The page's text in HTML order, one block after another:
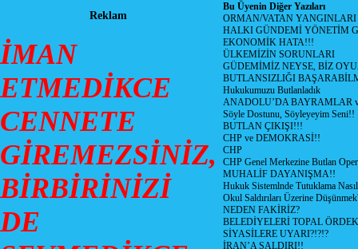
Reklam
İMAN
ETMEDİKCE
CENNETE
GİREMEZSİNİZ,
BİRBİRİNİZİ
DE
Bu Üyenin Diğer Yazıları
ORMAN/VATAN
HALKI GÜNDEMİ YÖNETİM
EKONOMİK HATA!!!
ÜLKEMİZİN SORUNLARI
GÜDEMİMİZ NEYSE, BİZ
BUTLANSIZLIĞI
Hukukumuzu Butlanladık
ANADOLU’DA BAYRAMLAR
Söyle Dostunu, Söyleyeyim Seni!!
BUTLAN ÇIKIŞI!!!
CHP ve DEMOKRASİ!!
CHP
CHP Genel Merkezine Butlan
MUHALİF DAYANIŞMA!!
Hukuk Sistemlnde Tutuklama
Okul Saldırıları Üzerine
NEDEN FAKİRİZ?
BELEDİYELERİ TOPAL
SİYASİLERE UYARI?!?!?
İRAN’A SALDIRI!!